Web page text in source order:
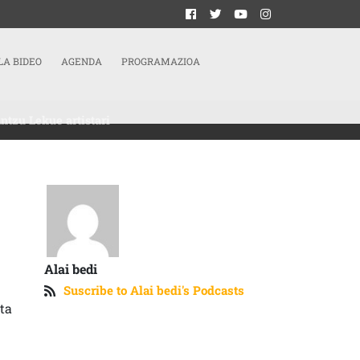
BIDEO AGENDA PROGRAMAZIOA
Lekue artistari
Alai bedi
Suscribe to Alai bedi's Podcasts